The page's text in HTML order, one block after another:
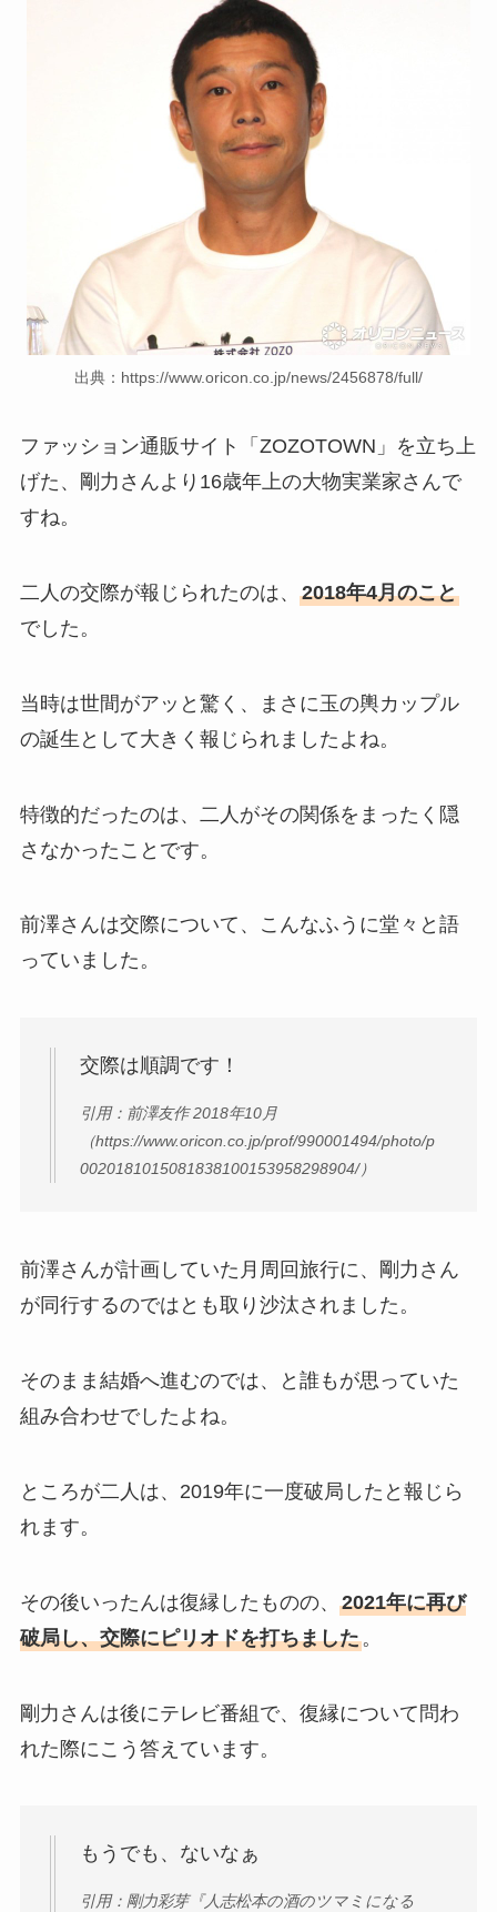
離婚しない理由も調査！
藤崎奈々子の旦那・森下一喜
はガンホーの社長で資産がヤ
バい！子供情報も調査！
大坂なおみとコーディが結婚
しない理由は？馴れ初めや年
収に破局理由も調査！
あいのり桃の旦那・大西翔の
年収や仕事は？結婚相手との
馴れ初めも調査！
出典：https://www.oricon.co.jp/news/2456878/full/
ファッション通販サイト「ZOZOTOWN」を立ち上
げた、剛力さんより16歳年上の大物実業家さんで
すね。
二人の交際が報じられたのは、 2018年4月のこと
でした。
当時は世間がアッと驚く、まさに玉の輿カップル
の誕生として大きく報じられましたよね。
特徴的だったのは、二人がその関係をまったく隠
さなかったことです。
前澤さんは交際について、こんなふうに堂々と語
っていました。
交際は順調です！
引用：前澤友作 2018年10月
（https://www.oricon.co.jp/prof/990001494/photo/p
0020181015081838100153958298904/）
前澤さんが計画していた月周回旅行に、剛力さん
が同行するのではとも取り沙汰されました。
そのまま結婚へ進むのでは、と誰もが思っていた
組み合わせでしたよね。
ところが二人は、2019年に一度破局したと報じら
れます。
その後いったんは復縁したものの、 2021年に再び
破局し、交際にピリオドを打ちました。
剛力さんは後にテレビ番組で、復縁について問わ
れた際にこう答えています。
もうでも、ないなぁ
引用：剛力彩芽『人志松本の酒のツマミになる